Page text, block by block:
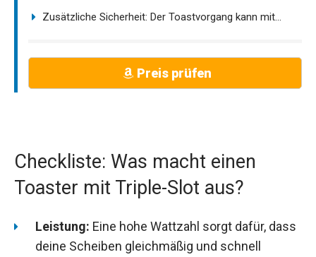
Zusätzliche Sicherheit: Der Toastvorgang kann mit...
Preis prüfen
Checkliste: Was macht einen
Toaster mit Triple-Slot aus?
Leistung: Eine hohe Wattzahl sorgt dafür, dass
deine Scheiben gleichmäßig und schnell